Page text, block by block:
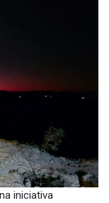
iniciativa